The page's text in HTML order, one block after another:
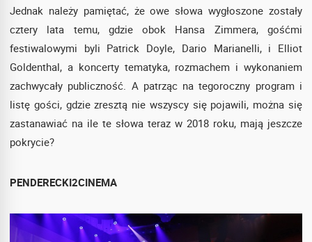
Jednak należy pamiętać, że owe słowa wygłoszone zostały
cztery lata temu, gdzie obok Hansa Zimmera, gośćmi
festiwalowymi byli Patrick Doyle, Dario Marianelli, i Elliot
Goldenthal, a koncerty tematyka, rozmachem i wykonaniem
zachwycały publiczność. A patrząc na tegoroczny program i
listę gości, gdzie zresztą nie wszyscy się pojawili, można się
zastanawiać na ile te słowa teraz w 2018 roku, mają jeszcze
pokrycie?
PENDERECKI2CINEMA